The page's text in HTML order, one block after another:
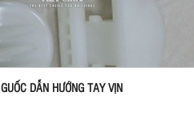
GUỐC DẪN HƯỚNG TAY VỊN